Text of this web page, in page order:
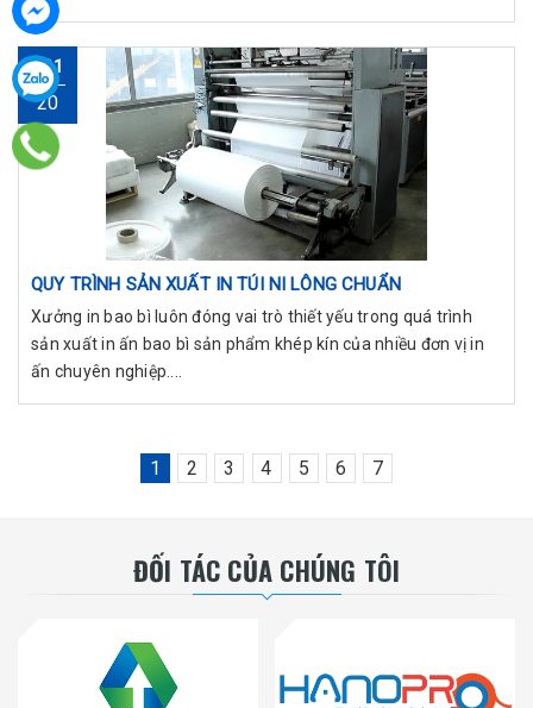
T01
20
QUY TRÌNH SẢN XUẤT IN TÚI NI LÔNG CHUẨN
Xưởng in bao bì luôn đóng vai trò thiết yếu trong quá trình
sản xuất in ấn bao bì sản phẩm khép kín của nhiều đơn vị in
ấn chuyên nghiệp....
1 2 3 4 5 6 7
ĐỐI TÁC CỦA CHÚNG TÔI